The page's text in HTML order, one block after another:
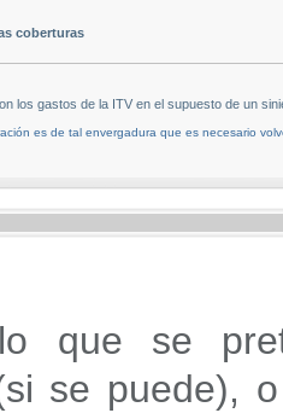
coberturas
los gastos de la ITV en el supuesto de un
es de tal envergadura que es necesario
lo que se
se puede),